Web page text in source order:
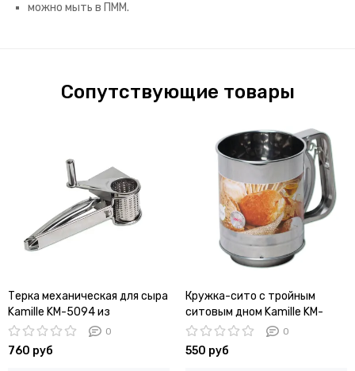
можно мыть в ПММ.
Сопутствующие товары
Терка механическая для сыра
Kamille KM-5094 из
нержавеющей стали
0
760 руб
Кружка-сито с тройным
ситовым дном Kamille KM-
7784 (d10х13 см)
0
550 руб